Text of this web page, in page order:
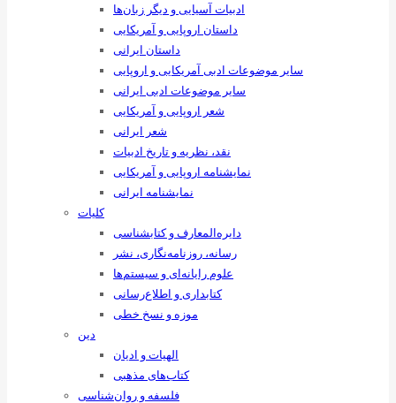
ادبیات آسیایی و دیگر زبان‌ها
داستان اروپایی و آمریکایی
داستان ایرانی
سایر موضوعات ادبی آمریکایی و اروپایی
سایر موضوعات ادبی ایرانی
شعر اروپایی و آمریکایی
شعر ایرانی
نقد، نظریه و تاریخ ادبیات
نمایشنامه اروپایی و آمریکایی
نمایشنامه ایرانی
کلیات
دایره‌المعارف و کتابشناسی
رسانه‌، روزنامه‌نگاری، نشر
علوم رایانه‌ای و سیستم‌ها
کتابداری و اطلاع‌رسانی
موزه و نسخ خطی
دین
الهیات و ادیان
کتاب‌های مذهبی
فلسفه و روان‌شناسی